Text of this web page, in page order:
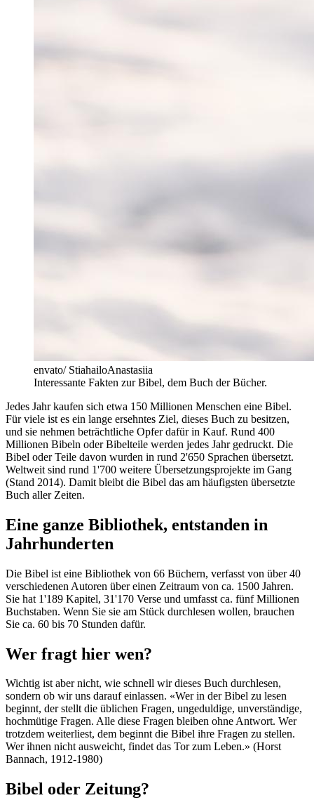
envato/ StiahailoAnastasiia
Interessante Fakten zur Bibel, dem Buch der Bücher.
Jedes Jahr kaufen sich etwa 150 Millionen Menschen eine Bibel.
Für viele ist es ein lange ersehntes Ziel, dieses Buch zu besitzen,
und sie nehmen beträchtliche Opfer dafür in Kauf. Rund 400
Millionen Bibeln oder Bibelteile werden jedes Jahr gedruckt. Die
Bibel oder Teile davon wurden in rund 2'650 Sprachen übersetzt.
Weltweit sind rund 1'700 weitere Übersetzungsprojekte im Gang
(Stand 2014). Damit bleibt die Bibel das am häufigsten übersetzte
Buch aller Zeiten.
Eine ganze Bibliothek, entstanden in
Jahrhunderten
Die Bibel ist eine Bibliothek von 66 Büchern, verfasst von über 40
verschiedenen Autoren über einen Zeitraum von ca. 1500 Jahren.
Sie hat 1'189 Kapitel, 31'170 Verse und umfasst ca. fünf Millionen
Buchstaben. Wenn Sie sie am Stück durchlesen wollen, brauchen
Sie ca. 60 bis 70 Stunden dafür.
Wer fragt hier wen?
Wichtig ist aber nicht, wie schnell wir dieses Buch durchlesen,
sondern ob wir uns darauf einlassen. «Wer in der Bibel zu lesen
beginnt, der stellt die üblichen Fragen, ungeduldige, unverständige,
hochmütige Fragen. Alle diese Fragen bleiben ohne Antwort. Wer
trotzdem weiterliest, dem beginnt die Bibel ihre Fragen zu stellen.
Wer ihnen nicht ausweicht, findet das Tor zum Leben.» (Horst
Bannach, 1912-1980)
Bibel oder Zeitung?